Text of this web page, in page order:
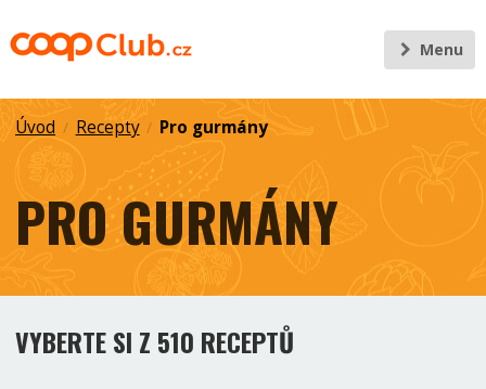
Menu
Úvod / Recepty / Pro gurmány
PRO GURMÁNY
VYBERTE SI Z 510 RECEPTŮ